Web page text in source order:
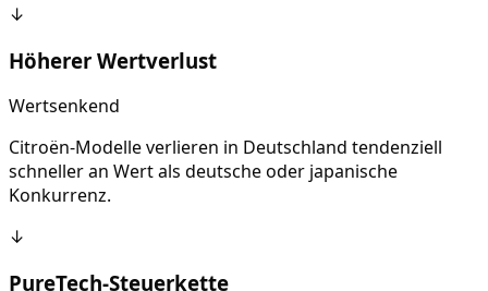
↓
Höherer Wertverlust
Wertsenkend
Citroën-Modelle verlieren in Deutschland tendenziell
schneller an Wert als deutsche oder japanische
Konkurrenz.
↓
PureTech-Steuerkette